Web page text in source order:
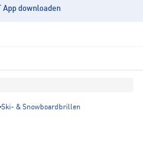
App downloaden
Ski- & Snowboardbrillen